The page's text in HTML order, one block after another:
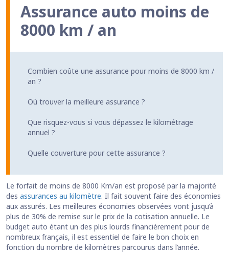
Assurance auto moins de
8000 km / an
Combien coûte une assurance pour moins de 8000 km /
an ?
Où trouver la meilleure assurance ?
Que risquez-vous si vous dépassez le kilométrage
annuel ?
Quelle couverture pour cette assurance ?
Le forfait de moins de 8000 Km/an est proposé par la majorité
des assurances au kilomètre. Il fait souvent faire des économies
aux assurés. Les meilleures économies observées vont jusqu’à
plus de 30% de remise sur le prix de la cotisation annuelle. Le
budget auto étant un des plus lourds financièrement pour de
nombreux français, il est essentiel de faire le bon choix en
fonction du nombre de kilomètres parcourus dans l’année.